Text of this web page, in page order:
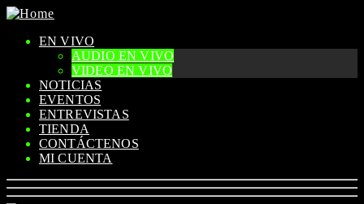
EN VIVO
AUDIO EN VIVO
VIDEO EN VIVO
NOTICIAS
EVENTOS
ENTREVISTAS
TIENDA
CONTÁCTENOS
MI CUENTA